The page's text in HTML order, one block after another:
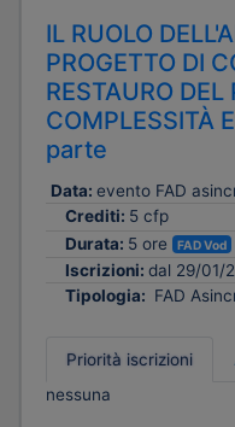
IL RUOLO
PROGETTO DI
RESTAURO DEL
COMPLESSITÀ
parte
Data: evento FAD
Crediti: 5 cfp
Durata: 5 ore FAD Vod
Iscrizioni: dal 29/01/
Tipologia: FAD
Priorità iscrizioni
nessuna